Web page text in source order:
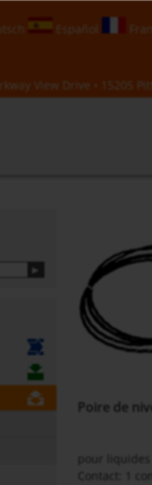
Español
View Drive • 15205
Poire de